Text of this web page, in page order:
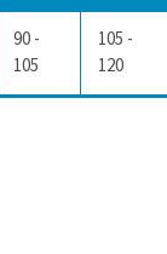
90 -
105
105 -
120